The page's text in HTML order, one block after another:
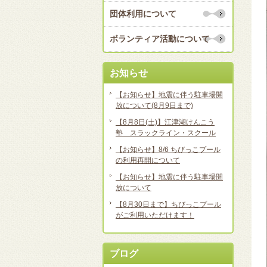
団体利用について
ボランティア活動について
お知らせ
【お知らせ】地震に伴う駐車場開
放について(8月9日まで)
【8月8日(土)】江津湖けんこう
塾 スラックライン・スクール
【お知らせ】8/6 ちびっこプール
の利用再開について
【お知らせ】地震に伴う駐車場開
放について
【8月30日まで】ちびっこプール
がご利用いただけます！
ブログ